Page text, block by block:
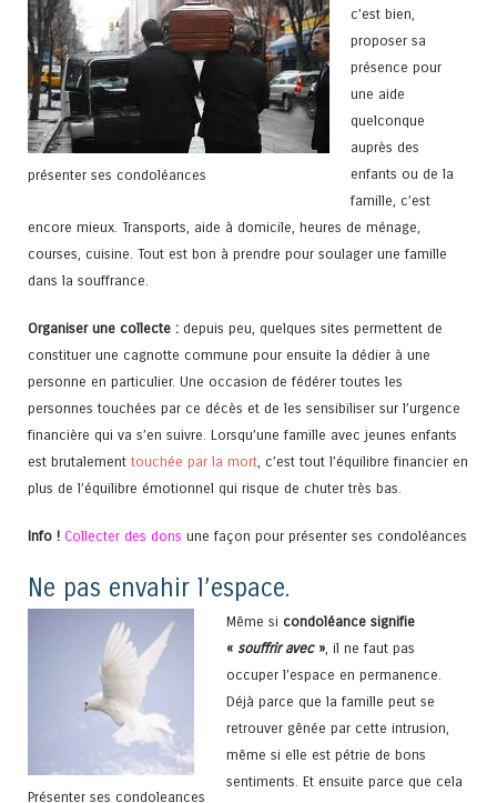
présenter ses condoléances
c’est bien,
proposer sa
présence pour
une aide
quelconque
auprès des
enfants ou de la
famille, c’est
encore mieux. Transports, aide à domicile, heures de ménage,
courses, cuisine. Tout est bon à prendre pour soulager une famille
dans la souffrance.
Organiser une collecte : depuis peu, quelques sites permettent de
constituer une cagnotte commune pour ensuite la dédier à une
personne en particulier. Une occasion de fédérer toutes les
personnes touchées par ce décès et de les sensibiliser sur l’urgence
financière qui va s’en suivre. Lorsqu’une famille avec jeunes enfants
est brutalement touchée par la mort , c’est tout l’équilibre financier en
plus de l’équilibre émotionnel qui risque de chuter très bas.
Info ! Collecter des dons une façon pour présenter ses condoléances
Ne pas envahir l’espace.
Présenter ses condoleances
Même si condoléance signifie
«souffrir avec», il ne faut pas
occuper l’espace en permanence.
Déjà parce que la famille peut se
retrouver gênée par cette intrusion,
même si elle est pétrie de bons
sentiments. Et ensuite parce que cela